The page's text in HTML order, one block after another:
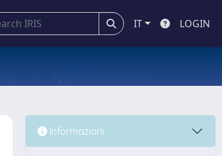
IT LOGIN
Informazioni